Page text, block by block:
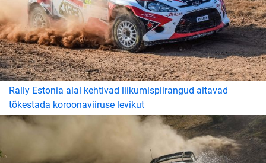
Rally Estonia alal kehtivad liikumispiirangud aitavad
tõkestada koroonaviiruse levikut